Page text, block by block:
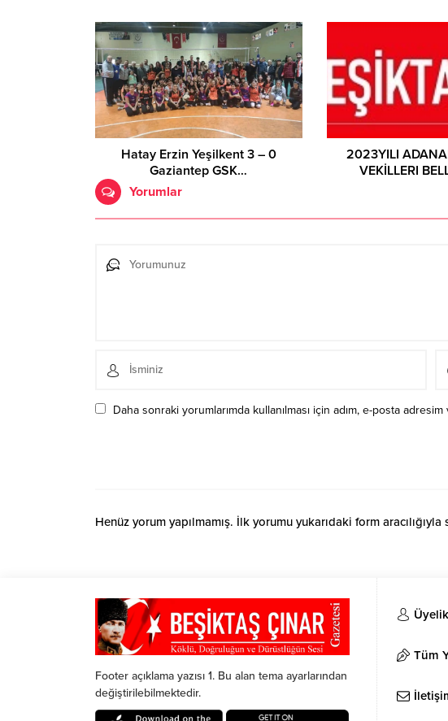
Hatay Erzin Yeşilkent 3 – 0
Gaziantep GSK…
2023YILI
VEKİLLERI
Yorumlar
Daha sonraki yorumlarımda kullanılması için adım, e-posta
Henüz yorum yapılmamış. İlk yorumu yukarıdaki form
Footer açıklama yazısı 1. Bu alan tema ayarlarından
değiştirilebilmektedir.
Üyelik
Tüm